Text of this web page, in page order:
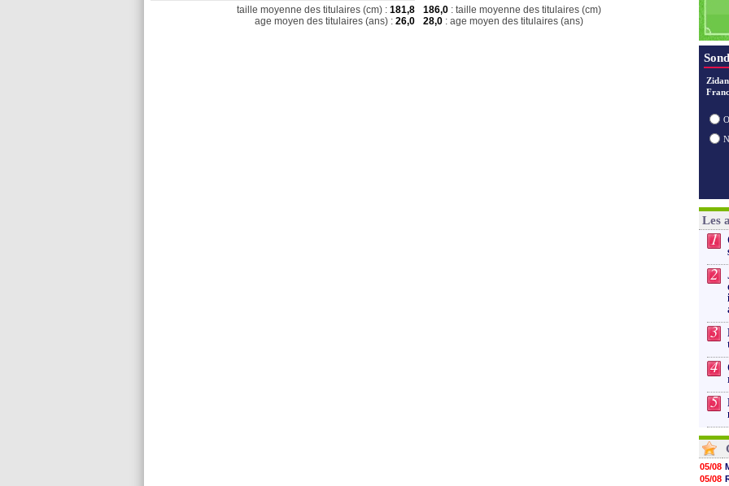
taille moyenne des titulaires (cm) : 181,8
age moyen des titulaires (ans) : 26,0
186,0 : taille moyenne des titulaires (cm)
28,0 : age moyen des titulaires (ans)
Les
1
2
3
4
5
05/08
05/08